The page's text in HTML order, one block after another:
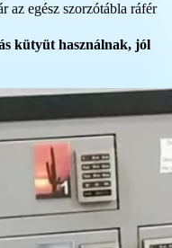
az egész szorzótábla ráfér
kütyüt használnak, jól